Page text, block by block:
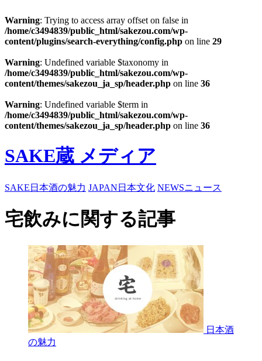
Warning: Trying to access array offset on false in
/home/c3494839/public_html/sakezou.com/wp-
content/plugins/search-everything/config.php on line 29
Warning: Undefined variable $taxonomy in
/home/c3494839/public_html/sakezou.com/wp-
content/themes/sakezou_ja_sp/header.php on line 36
Warning: Undefined variable $term in
/home/c3494839/public_html/sakezou.com/wp-
content/themes/sakezou_ja_sp/header.php on line 36
SAKE蔵 メディア
SAKE 日本酒の魅力 JAPAN 日本文化 NEWSニュース
宅飲みに関する記事
日本酒
の魅力